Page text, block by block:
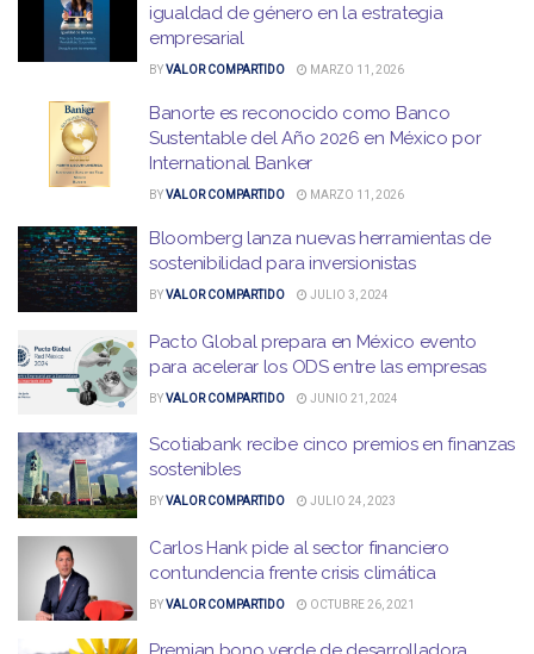
igualdad de género en la estrategia
empresarial
BYVALOR COMPARTIDO MARZO 11, 2026
Banorte es reconocido como Banco
Sustentable del Año 2026 en México por
International Banker
BYVALOR COMPARTIDO MARZO 11, 2026
Bloomberg lanza nuevas herramientas de
sostenibilidad para inversionistas
BYVALOR COMPARTIDO JULIO 3, 2024
Pacto Global prepara en México evento
para acelerar los ODS entre las empresas
BYVALOR COMPARTIDO JUNIO 21, 2024
Scotiabank recibe cinco premios en finanzas
sostenibles
BYVALOR COMPARTIDO JULIO 24, 2023
Carlos Hank pide al sector financiero
contundencia frente crisis climática
BYVALOR COMPARTIDO OCTUBRE 26, 2021